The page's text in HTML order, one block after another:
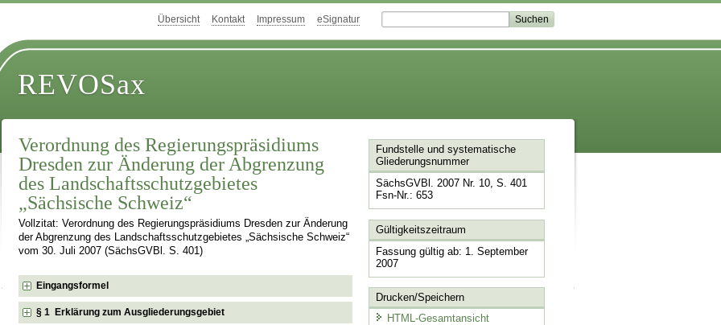
Übersicht Kontakt Impressum eSignatur
REVOSax
Verordnung des Regierungspräsidiums
Dresden zur Änderung der Abgrenzung
des Landschaftsschutzgebietes
„Sächsische Schweiz“
Vollzitat: Verordnung des Regierungspräsidiums Dresden zur Änderung
der Abgrenzung des Landschaftsschutzgebietes „Sächsische Schweiz“
vom 30. Juli 2007 (SächsGVBl. S. 401)
Eingangsformel
§ 1 Erklärung zum Ausgliederungsgebiet
Fundstelle und systematische
Gliederungsnummer
SächsGVBl. 2007 Nr. 10, S. 401
Fsn-Nr.: 653
Gültigkeitszeitraum
Fassung gültig ab: 1. September
2007
Drucken/Speichern
HTML-Gesamtansicht